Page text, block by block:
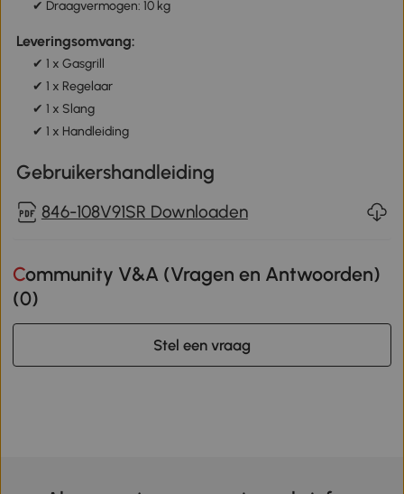
✔ Draagvermogen: 10 kg
Leveringsomvang:
✔ 1 x Gasgrill
✔ 1 x Regelaar
✔ 1 x Slang
✔ 1 x Handleiding
Gebruikershandleiding
846-108V91SR Downloaden
Community V&A (Vragen en Antwoorden)
(0)
Stel een vraag